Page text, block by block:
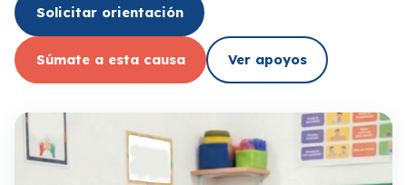
Solicitar orientación
Súmate a esta causa Ver apoyos